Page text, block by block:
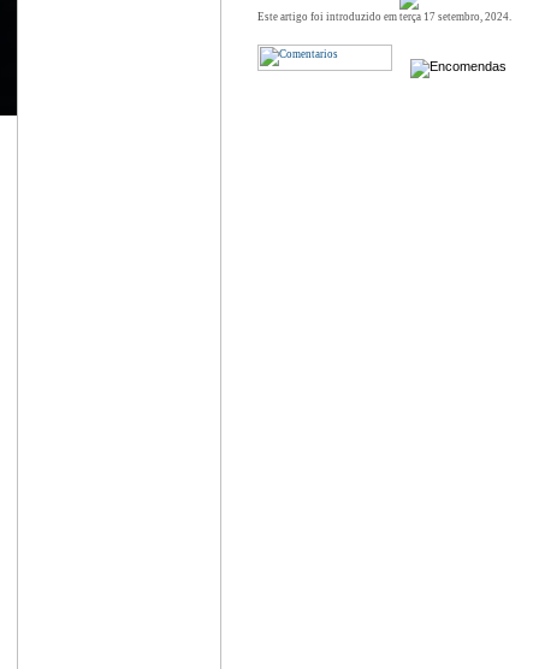
Este artigo foi introduzido em terça 17 setembro, 2024.